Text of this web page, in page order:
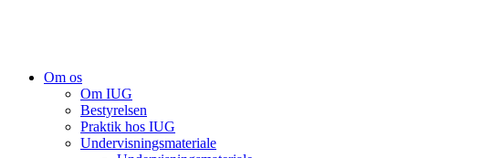
Om os
Om IUG
Bestyrelsen
Praktik hos IUG
Undervisningsmateriale